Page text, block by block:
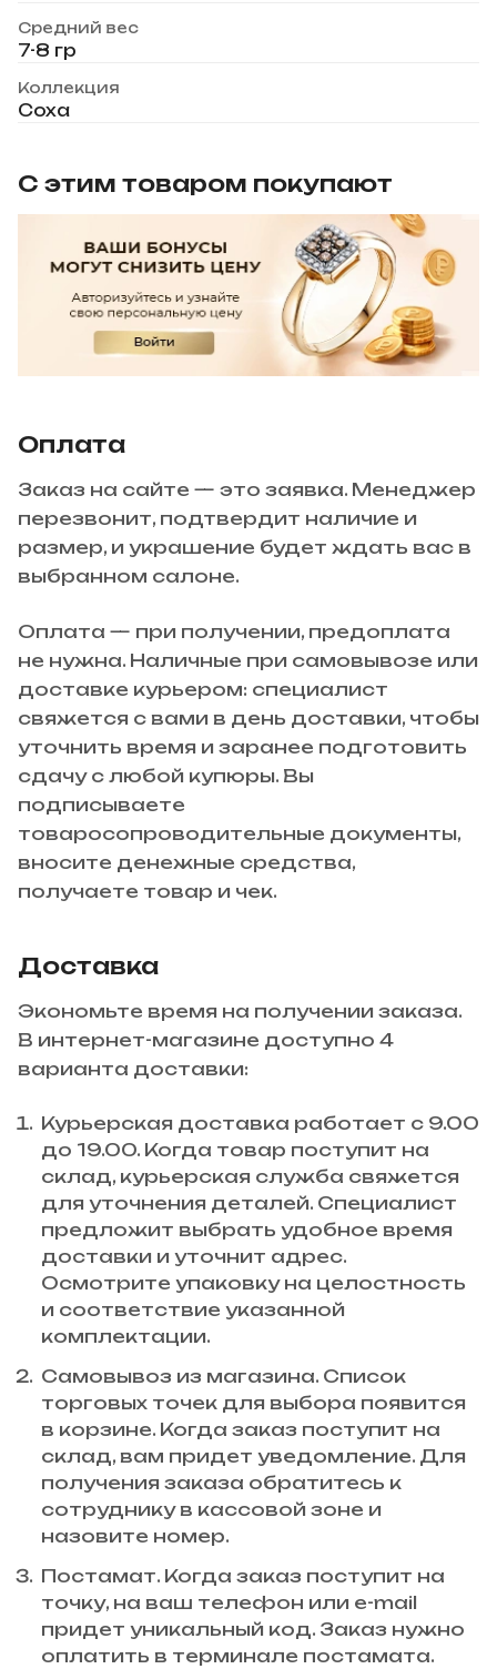
Средний вес
7-8 гр
Коллекция
Соха
С этим товаром покупают
Оплата
Заказ на сайте — это заявка. Менеджер
перезвонит, подтвердит наличие и
размер, и украшение будет ждать вас в
выбранном салоне.
Оплата — при получении, предоплата
не нужна. Наличные при самовывозе или
доставке курьером: специалист
свяжется с вами в день доставки, чтобы
уточнить время и заранее подготовить
сдачу с любой купюры. Вы
подписываете
товаросопроводительные документы,
вносите денежные средства,
получаете товар и чек.
Доставка
Экономьте время на получении заказа.
В интернет-магазине доступно 4
варианта доставки:
Курьерская доставка работает с 9.00
до 19.00. Когда товар поступит на
склад, курьерская служба свяжется
для уточнения деталей. Специалист
предложит выбрать удобное время
доставки и уточнит адрес.
Осмотрите упаковку на целостность
и соответствие указанной
комплектации.
Самовывоз из магазина. Список
торговых точек для выбора появится
в корзине. Когда заказ поступит на
склад, вам придет уведомление. Для
получения заказа обратитесь к
сотруднику в кассовой зоне и
назовите номер.
Постамат. Когда заказ поступит на
точку, на ваш телефон или e-mail
придет уникальный код. Заказ нужно
оплатить в терминале постамата.